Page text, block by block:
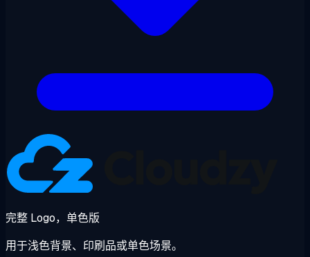
完整 Logo，单色版
用于浅色背景、印刷品或单色场景。